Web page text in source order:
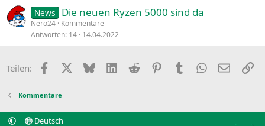
News Die neuen Ryzen 5000 sind da
Nero24 Kommentare
Antworten 14 14.04.2022
Teilen: Facebook BlueskyLinkedIn
Reddit PinterestTumblr WhatsApp
E-Mail
Kommentare
Deutsch